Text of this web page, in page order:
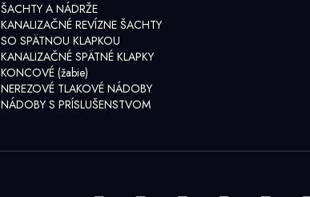
ŠACHTY A NÁDRŽE
KANALIZAČNÉ REVÍZNE ŠACHTY
SO SPÄTNOU KLAPKOU
KANALIZAČNÉ SPÄTNÉ KLAPKY
KONCOVÉ (žabie)
NEREZOVÉ TLAKOVÉ NÁDOBY
NÁDOBY S PRÍSLUŠENSTVOM